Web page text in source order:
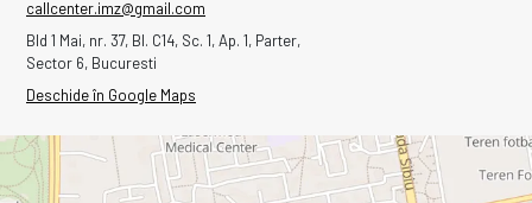
callcenter.imz@gmail.com
Bld 1 Mai, nr. 37, Bl. C14, Sc. 1, Ap. 1, Parter,
Sector 6, Bucuresti
Deschide în Google Maps